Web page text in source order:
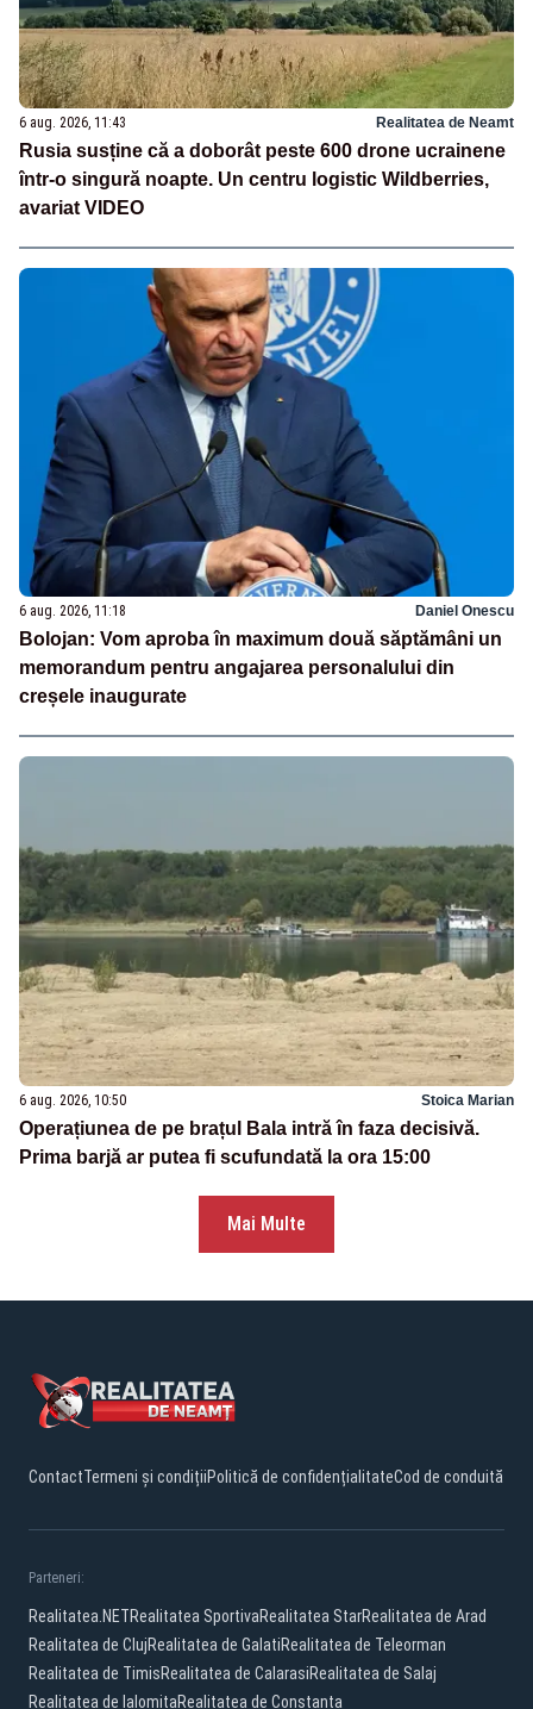
6 aug. 2026, 11:43 Realitatea de Neamt
Rusia susține că a doborât peste 600 drone ucrainene
într-o singură noapte. Un centru logistic Wildberries,
avariat VIDEO
6 aug. 2026, 11:18 Daniel Onescu
Bolojan: Vom aproba în maximum două săptămâni un
memorandum pentru angajarea personalului din
creșele inaugurate
6 aug. 2026, 10:50 Stoica Marian
Operațiunea de pe brațul Bala intră în faza decisivă.
Prima barjă ar putea fi scufundată la ora 15:00
Mai Multe
ContactTermeni și condițiiPolitică de confidențialitateCod de conduită
Parteneri:
Realitatea.NETRealitatea SportivaRealitatea StarRealitatea de Arad
Realitatea de ClujRealitatea de GalatiRealitatea de Teleorman
Realitatea de TimisRealitatea de CalarasiRealitatea de Salaj
Realitatea de IalomitaRealitatea de Constanta